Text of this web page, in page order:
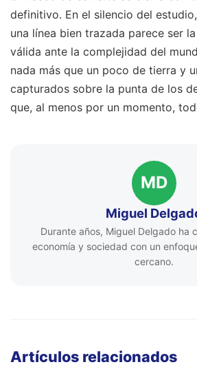
definitivo. En el silencio del
una línea bien trazada parece ser
válida ante la complejidad del
nada más que un poco de tierra y
capturados sobre la punta de los
que, al menos por un momento,
MD
Miguel
Durante años, Miguel Delgado ha
economía y sociedad con un
cercano.
Artículos relacionados